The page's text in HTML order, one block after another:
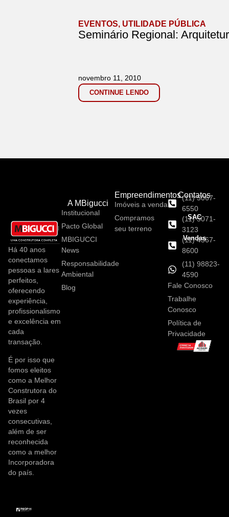
EVENTOS, UTILIDADE PÚBLICA
Seminário Regional:
CONTINUE LENDO
novembro 11, 2010
Há 40 anos
conectamos
pessoas a lares
perfeitos,
oferecendo
experiência,
profissionalismo
e excelência em
cada
transação.
É por isso que
fomos eleitos
como a Melhor
Construtora do
Brasil por 4
vezes
consecutivas,
além de ser
reconhecida
como a melhor
Incorporadora
do país.
A MBigucci
Institucional
Pacto Global
MBIGUCCI
News
Responsabilidade
Ambiental
Blog
Empreendimentos
Imóveis a venda
Compramos
seu terreno
Contatos
(11) 5067-
6550
SAC
(11) 5071-
3123
Vendas
(11) 4367-
8600
(11) 98823-
4590
Fale Conosco
Trabalhe
Conosco
Política de
Privacidade